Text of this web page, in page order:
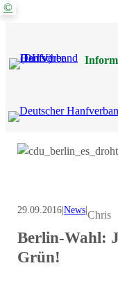
Zum
©
29.09.2016|News|Chris
Berlin-Wahl:
Grün!